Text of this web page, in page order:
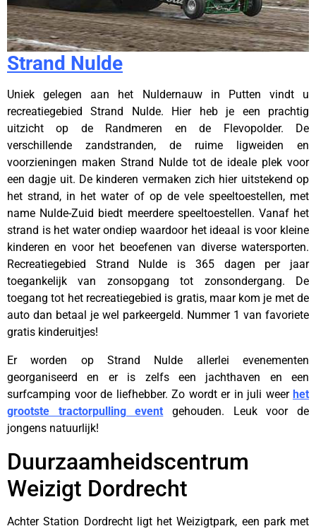
Strand Nulde
Uniek gelegen aan het Nuldernauw in Putten vindt u
recreatiegebied Strand Nulde. Hier heb je een prachtig
uitzicht op de Randmeren en de Flevopolder. De
verschillende zandstranden, de ruime ligweiden en
voorzieningen maken Strand Nulde tot de ideale plek voor
een dagje uit. De kinderen vermaken zich hier uitstekend op
het strand, in het water of op de vele speeltoestellen, met
name Nulde-Zuid biedt meerdere speeltoestellen. Vanaf het
strand is het water ondiep waardoor het ideaal is voor kleine
kinderen en voor het beoefenen van diverse watersporten.
Recreatiegebied Strand Nulde is 365 dagen per jaar
toegankelijk van zonsopgang tot zonsondergang. De
toegang tot het recreatiegebied is gratis, maar kom je met de
auto dan betaal je wel parkeergeld. Nummer 1 van favoriete
gratis kinderuitjes!
Er worden op Strand Nulde allerlei evenementen
georganiseerd en er is zelfs een jachthaven en een
surfcamping voor de liefhebber. Zo wordt er in juli weer het
grootste tractorpulling event gehouden. Leuk voor de
jongens natuurlijk!
Duurzaamheidscentrum
Weizigt Dordrecht
Achter Station Dordrecht ligt het Weizigtpark, een park met